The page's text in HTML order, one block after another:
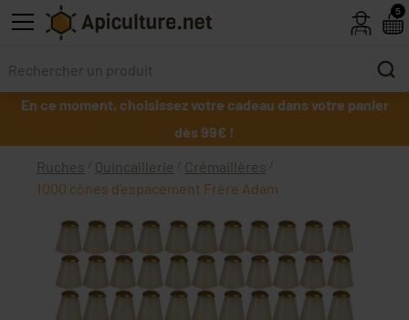
Skip to main content
En ce moment, choisissez votre cadeau dans votre panier
dès 99€ !
Ruches Quincaillerie
Crémaillères
1000 cônes d'espacement Frère Adam
5